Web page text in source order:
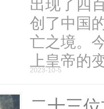
出现了四
创了中国
亡之境。
上皇帝的
2023-10-5